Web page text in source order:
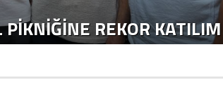
PIKNIĞINE REKOR KATILIM